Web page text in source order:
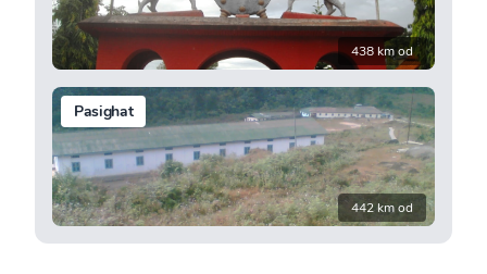
438 km od
Pasighat
442 km od